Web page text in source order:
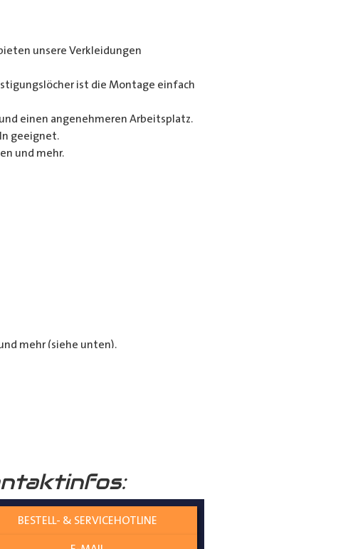
unsere Verkleidungen
ist die Montage einfach
einen angenehmeren Arbeitsplatz.
geeignet.
und mehr.
mehr (siehe unten).
Verkleidungen bieten optimalen
BESTELL- & SERVICEHOTLINE